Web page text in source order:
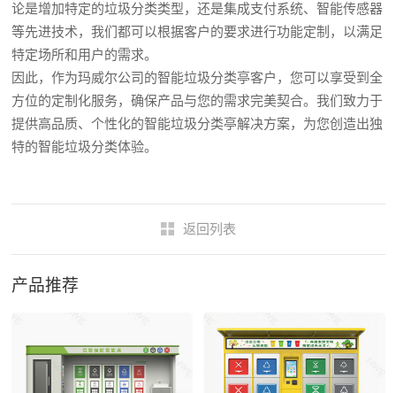
论是增加特定的垃圾分类类型，还是集成支付系统、智能传感器
等先进技术，我们都可以根据客户的要求进行功能定制，以满足
特定场所和用户的需求。
因此，作为玛威尔公司的智能垃圾分类亭客户，您可以享受到全
方位的定制化服务，确保产品与您的需求完美契合。我们致力于
提供高品质、个性化的智能垃圾分类亭解决方案，为您创造出独
特的智能垃圾分类体验。
返回列表
产品推荐